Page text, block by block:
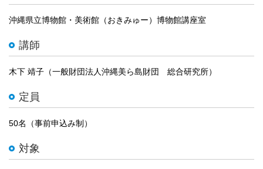
沖縄県立博物館・美術館（おきみゅー）博物館講座室
講師
木下 靖子（一般財団法人沖縄美ら島財団 総合研究所）
定員
50名（事前申込み制）
対象